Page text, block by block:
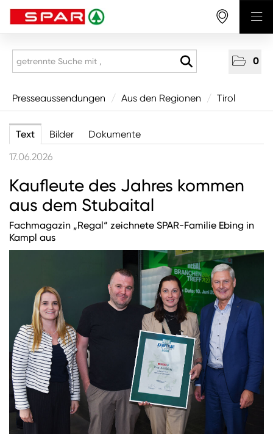
0
Presseaussendungen
Aus den Regionen
Tirol
Salzburg
Oberösterreich
Burgenland
Steiermark
Kärnten
Unternehmen
Nachhaltigkeit
ANMELDEN
Presseaussendungen / Aus den Regionen / Tirol
Text Bilder
Dokumente
17.06.2026
Kaufleute des Jahres kommen
aus dem Stubaital
Fachmagazin „Regal“ zeichnete SPAR-Familie Ebing in
Kampl aus